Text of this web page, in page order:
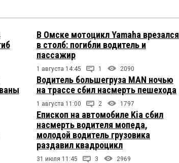
В Омске мотоцикл Yamaha врезался
в столб: погибли водитель и
пассажир
1 августа 14:45 1 2090
Водитель большегруза MAN ночью
на трассе сбил насмерть пешехода
1 августа 11:00 2 1797
Епископ на автомобиле Kia сбил
насмерть водителя мопеда,
молодой водитель грузовика
раздавил квадроцикл
31 июля 11:45 3 2969